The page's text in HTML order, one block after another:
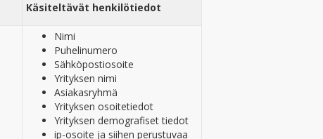
Käsiteltävät henkilötiedot
Nimi
Puhelinumero
Sähköpostiosoite
Yrityksen nimi
Asiakasryhmä
Yrityksen osoitetiedot
Yrityksen demografiset tiedot
ip-osoite ja siihen perustuvaa